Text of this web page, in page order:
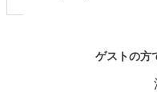
ゲストの方